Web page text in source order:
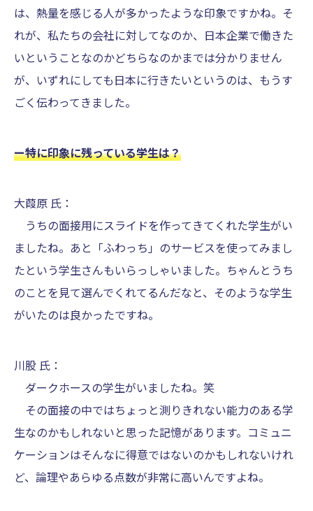
は、熱量を感じる人が多かったような印象ですかね。そ
れが、私たちの会社に対してなのか、日本企業で働きた
いということなのかどちらなのかまでは分かりません
が、いずれにしても日本に行きたいというのは、もうす
ごく伝わってきました。
ー特に印象に残っている学生は？
大葭原 氏：
うちの面接用にスライドを作ってきてくれた学生がい
ましたね。あと「ふわっち」のサービスを使ってみまし
たという学生さんもいらっしゃいました。ちゃんとうち
のことを見て選んでくれてるんだなと、そのような学生
がいたのは良かったですね。
川股 氏：
ダークホースの学生がいましたね。笑
その面接の中ではちょっと測りきれない能力のある学
生なのかもしれないと思った記憶があります。コミュニ
ケーションはそんなに得意ではないのかもしれないけれ
ど、論理やあらゆる点数が非常に高いんですよね。